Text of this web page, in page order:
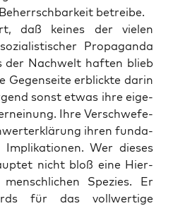
betreibe.
daß kei­nes der vie­len
Pro­pa­gan­da
der Nach­welt haf­ten blieb
Gegen­sei­te erblick­te dar­in
sonst etwas ihre eige­
Ihre Ver­schwe­fe­
ihren fun­da­
Wer die­ses
nicht bloß eine Hier­
Spe­zi­es. Er
für das voll­wer­ti­ge